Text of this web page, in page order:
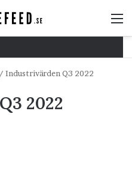
/ Industrivärden Q3 2022
2022